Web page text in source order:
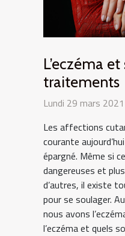
L’eczéma
traitements
Lundi 29 mars
Les affections
courante
épargné. Même si
dangereuses et
d’autres, il existe
pour se soulager.
nous avons
l’eczéma et quels